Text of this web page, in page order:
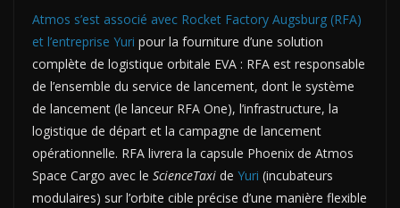
Atmos s’est associé avec Rocket Factory Augsburg (RFA)
et l’entreprise Yuri pour la fourniture d’une solution
complète de logistique orbitale EVA : RFA est responsable
de l’ensemble du service de lancement, dont le système
de lancement (le lanceur RFA One), l’infrastructure, la
logistique de départ et la campagne de lancement
opérationnelle. RFA livrera la capsule Phoenix de Atmos
Space Cargo avec le ScienceTaxi de Yuri (incubateurs
modulaires) sur l’orbite cible précise d’une manière flexible